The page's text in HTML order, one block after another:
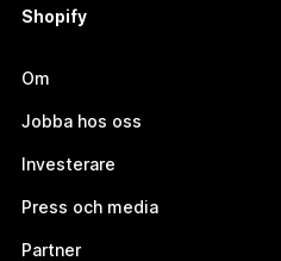
Shopify
Om
Jobba hos oss
Investerare
Press och media
Partner